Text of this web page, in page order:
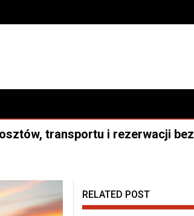
płatności, rezerwacje i zwiedzanie
transportu i rezerwacji bez
RELATED POST